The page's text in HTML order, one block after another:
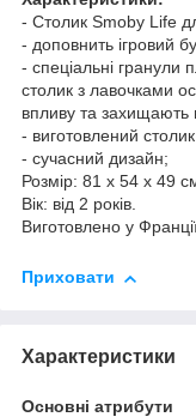
- Столик Smoby Life
- доповнить ігровий
- спеціальні гранули
столик з лавочками
впливу та захищають
- виготовлений
- сучасний дизайн;
Розмір: 81 x 54 x 49
Вік: від 2 років.
Виготовлено у
Приховати
Характеристики
Основні атрибути